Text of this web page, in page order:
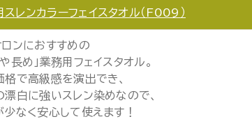
レンカラーフェイスタオル（F009）
ロンにおすすめの
や長め」業務用フェイスタオル。
で高級感を演出でき、
白に強いスレン染めなので、
少なく安心して使えます！